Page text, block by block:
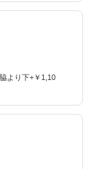
より下+￥1,10